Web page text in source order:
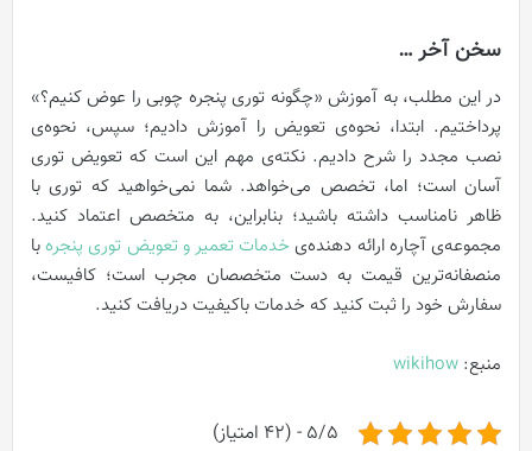
سخن آخر …
در این مطلب، به آموزش «چگونه توری پنجره چوبی را عوض کنیم؟»
پرداختیم. ابتدا، نحوه‌ی تعویض را آموزش دادیم؛ سپس، نحوه‌ی
نصب مجدد را شرح دادیم. نکته‌ی مهم این است که تعویض توری
آسان است؛ اما، تخصص می‌خواهد. شما نمی‌خواهید که توری با
ظاهر نامناسب داشته باشید؛ بنابراین، به متخصص اعتماد کنید.
مجموعه‌ی آچاره ارائه دهنده‌ی خدمات تعمیر و تعویض توری پنجره با
منصفانه‌ترین قیمت به دست متخصصان مجرب است؛ کافیست،
سفارش خود را ثبت کنید که خدمات باکیفیت دریافت کنید.
منبع: wikihow
5/5 - (42 امتیاز)